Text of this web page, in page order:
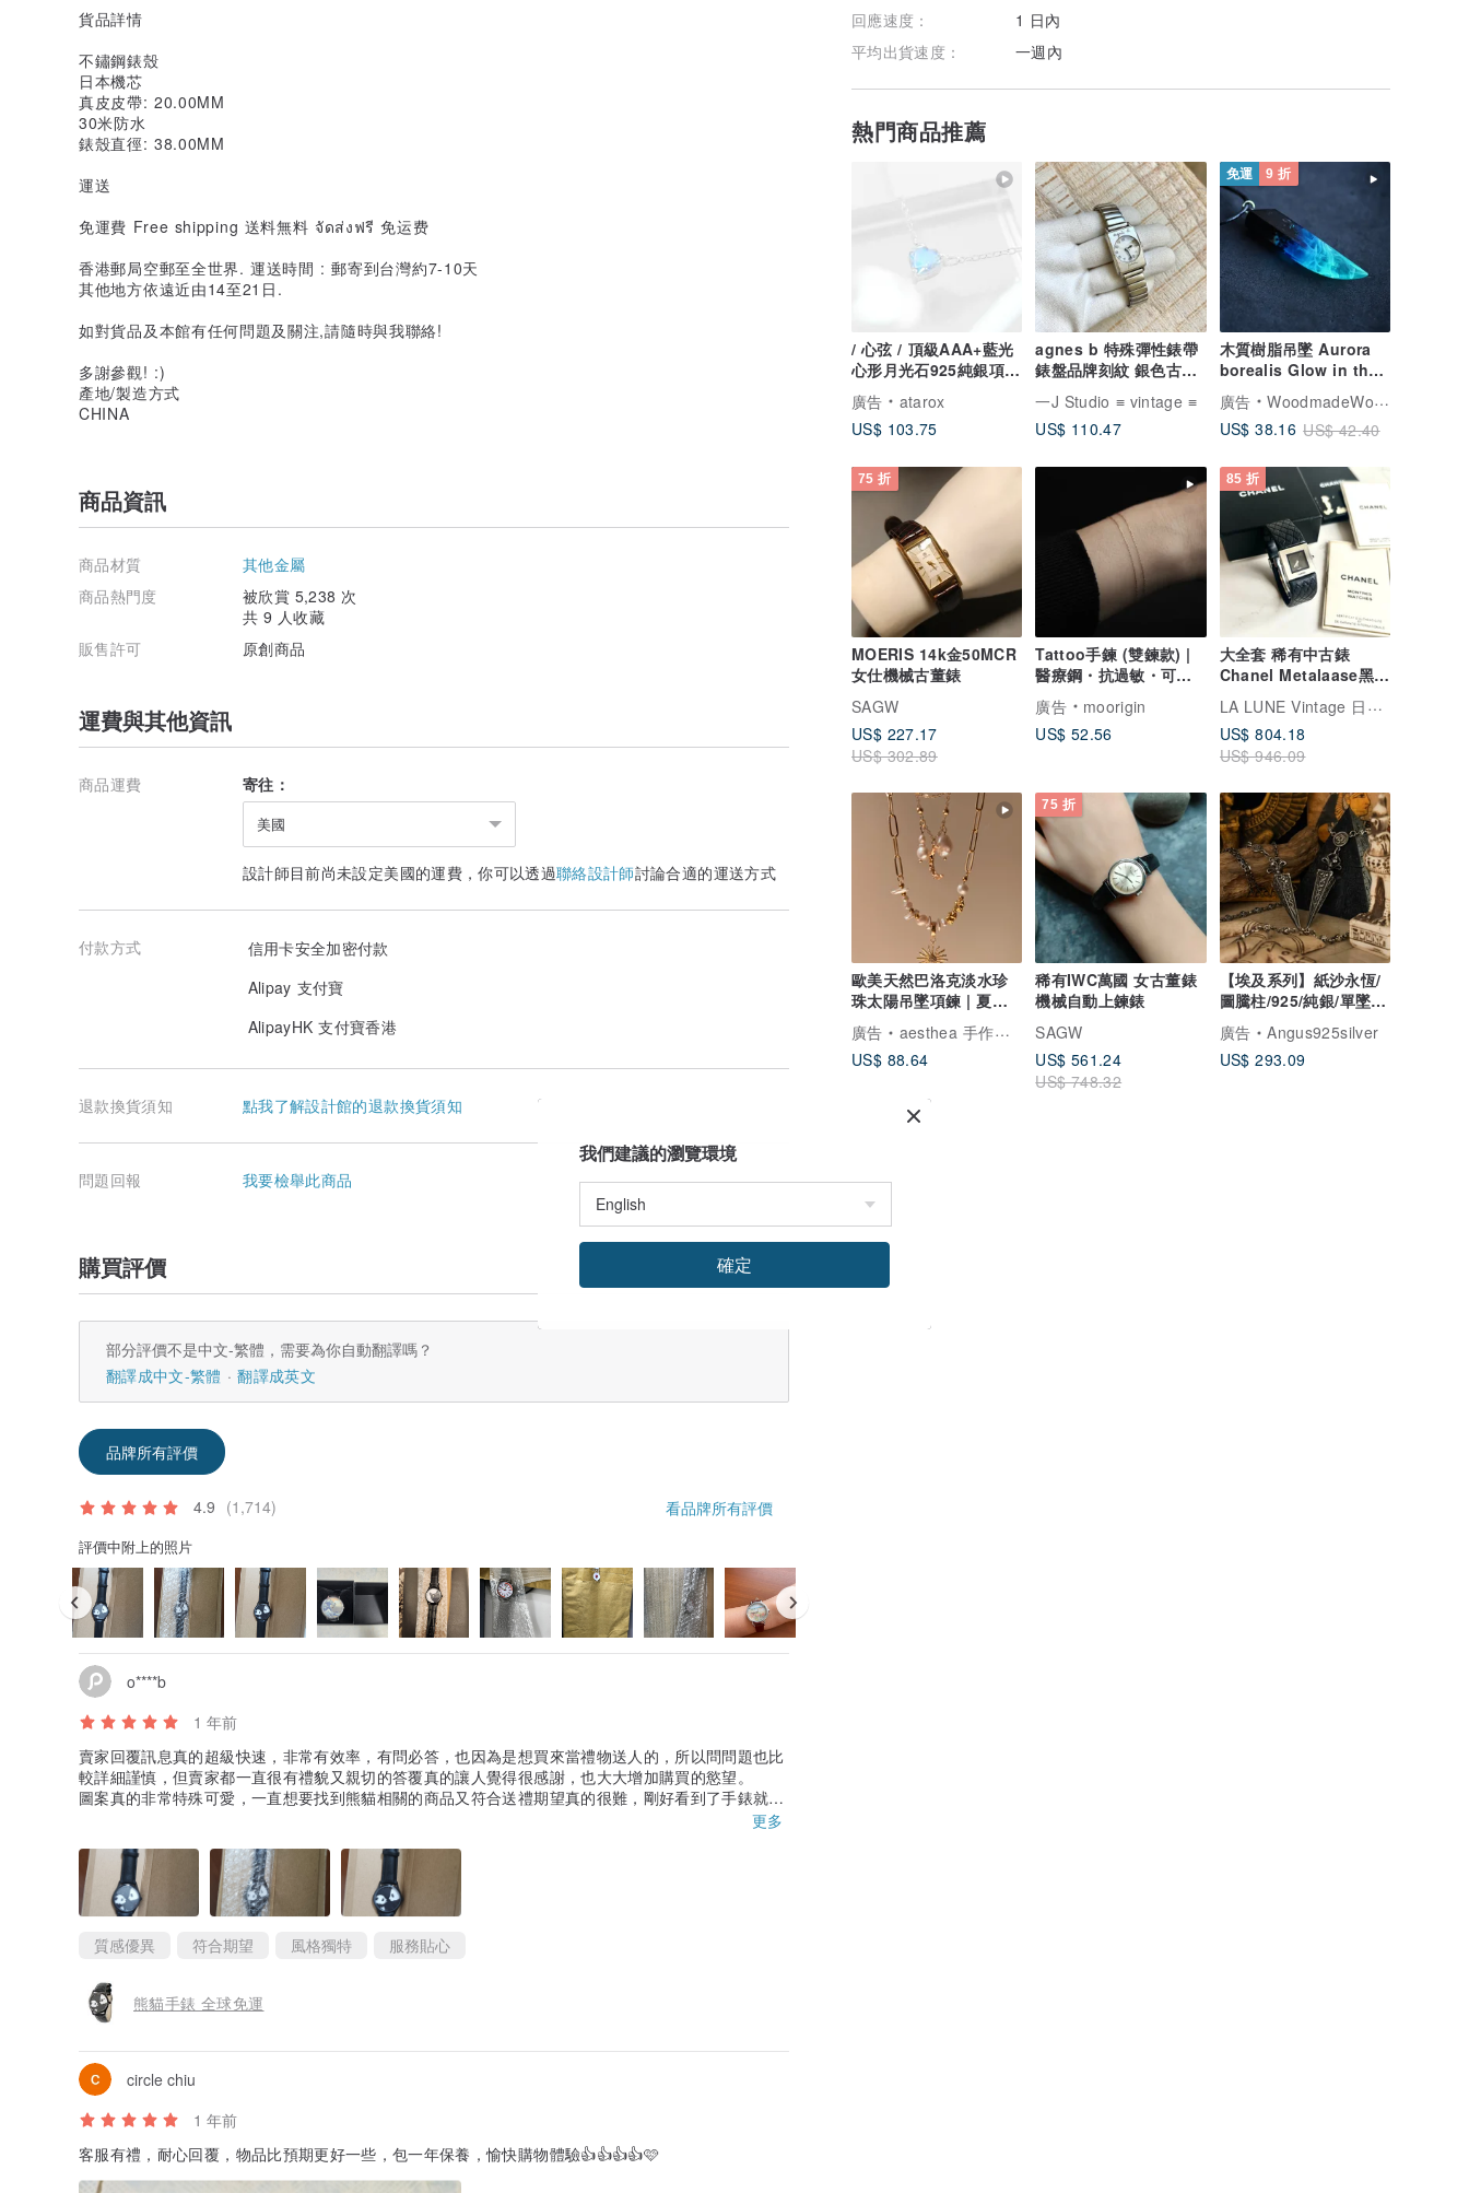
回應速度：
1 日內
平均出貨速度：
一週內
熱門商品推薦
/ 心弦 / 頂級AAA+藍光
心形月光石925純銀項鍊
(銀/金/玫瑰金)
廣告
atarox
US$ 103.75
agnes b 特殊彈性錶帶
錶盤品牌刻紋 銀色古董
一J Studio ≡ vintage ≡
US$ 110.47
免運 9 折
木質樹脂吊墜 Aurora
borealis Glow in the
Dark
廣告
WoodmadeWonderwood
US$ 38.16 US$ 42.40
75 折
MOERIS 14k金50MCR
女仕機械古董錶
SAGW
US$ 227.17
US$ 302.89
Tattoo手鍊 (雙鍊款) |
醫療鋼・抗過敏・可洗
澡
廣告
moorigin
US$ 52.56
85 折
大全套 稀有中古錶
Chanel Metalaase黑銀
色古董錶 女裝皮革手錶LA LUNE Vintage 日本鑑證古董品選物店
US$ 804.18
US$ 946.09
歐美天然巴洛克淡水珍
珠太陽吊墜項鍊 | 夏季
穿搭
廣告
aesthea 手作輕珠寶
US$ 88.64
75 折
稀有IWC萬國 女古董錶
機械自動上鍊錶
SAGW
US$ 561.24
US$ 748.32
【埃及系列】紙沙永恆/
圖騰柱/925/純銀/單墜/
錐形
廣告
Angus925silver
US$ 293.09
貨品詳情
不鏽鋼錶殼
日本機芯
真皮皮帶: 20.00MM
30米防水
錶殼直徑: 38.00MM
運送
免運費 Free shipping 送料無料 จัดส่งฟรี 免运费
香港郵局空郵至全世界. 運送時間 : 郵寄到台灣約7-10天
其他地方依遠近由14至21日.
如對貨品及本館有任何問題及關注,請隨時與我聯絡!
多謝參觀! :)
產地/製造方式
CHINA
商品資訊
商品材質
其他金屬
商品熱門度
被欣賞 5,238 次
共 9 人收藏
販售許可
原創商品
運費與其他資訊
商品運費 寄往：
美國
設計師目前尚未設定美國的運費，你可以透過聯絡設計師討論合適的運送方式
付款方式
信用卡安全加密付款
Alipay 支付寶
AlipayHK 支付寶香港
退款換貨須知 點我了解設計館的退款換貨須知
問題回報 我要檢舉此商品
購買評價
部分評價不是中文-繁體，需要為你自動翻譯嗎？
翻譯成中文-繁體
翻譯成英文
品牌所有評價
4.9 (1,714) 看品牌所有評價
評價中附上的照片
o****b
1 年前
賣家回覆訊息真的超級快速，非常有效率，有問必答，也因為是想買來當禮物送人的，所以問問題也比
較詳細謹慎，但賣家都一直很有禮貌又親切的答覆真的讓人覺得很感謝，也大大增加購買的慾望。
圖案真的非常特殊可愛，一直想要找到熊貓相關的商品又符合送禮期望真的很難，剛好看到了手錶就購
更多
質感優異 符合期望 風格獨特 服務貼心
熊貓手錶 全球免運
circle chiu
1 年前
客服有禮，耐心回覆，物品比預期更好一些，包一年保養，愉快購物體驗👍👍👍👍🩷
我們建議的瀏覽環境
確定